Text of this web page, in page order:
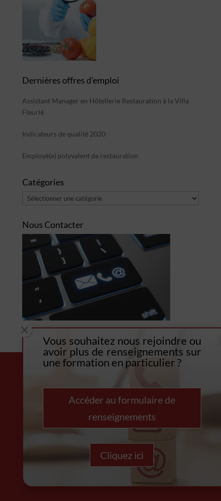
Dernières offres d’emploi
Assistant Manager en Hôtellerie Restauration à la Villa
Fleurié
Indicateurs de qualité 2020
Employé(e) polyvalent de restauration
Catégories
Catégories
Nous Contacter
Copyright © CREE REUNION 2021 – Tous droits réservés
Albione Digital
M
Vous souhaitez nous rejoindre ou
avoir plus de renseignements sur
une formation en particulier ?
Accéder au formulaire de
renseignements
Cliquez ici